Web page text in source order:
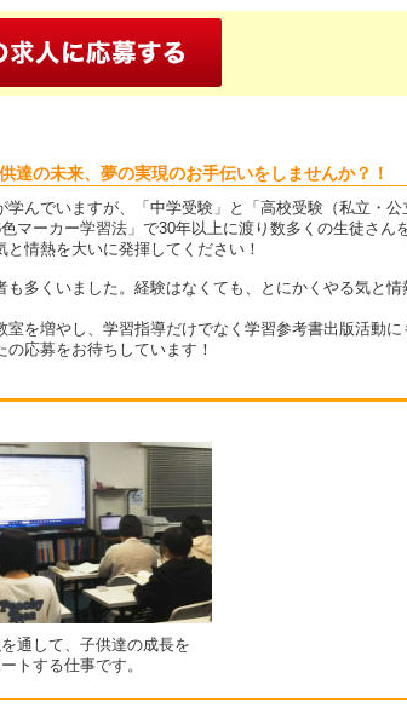
達の未来、夢の実現のお手伝いをしませんか？！
んでいますが、「中学受験」と「高校受験（私立・公
マーカー学習法」で30年以上に渡り数多くの生徒さん
情熱を大いに発揮してください！
多くいました。経験はなくても、とにかくやる気と情
を増やし、学習指導だけでなく学習参考書出版活動に
応募をお待ちしています！
通して、子供達の成長を
トする仕事です。